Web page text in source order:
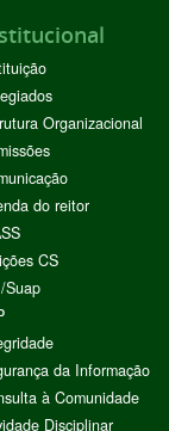
Organizacional
do reitor
CS
Suap
da Informação
à Comunidade
Disciplinar